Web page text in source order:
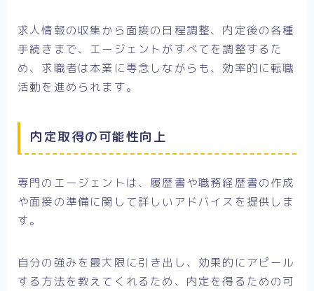
求人情報の収集から面接の日程調整、内定後の各種
手続きまで、エージェントがすべてを調整するた
め、求職者は本業に専念しながらも、効率的に転職
活動を進められます。
内定取得の可能性向上
専門のエージェントは、履歴書や職務経歴書の作成
や面接の準備に関して詳しいアドバイスを提供しま
す。
自分の強みを最大限に引き出し、効果的にアピール
する方法を教えてくれるため、内定を得るための可